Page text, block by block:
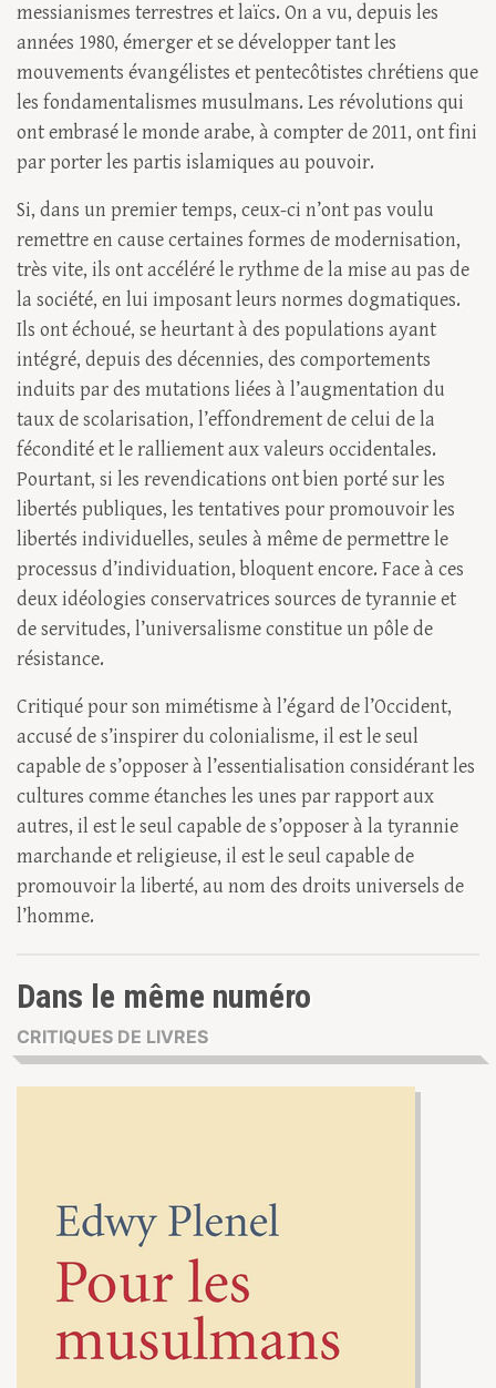
messianismes terrestres et laïcs. On a vu, depuis les
années 1980, émerger et se développer tant les
mouvements évangélistes et pentecôtistes chrétiens que
les fondamentalismes musulmans. Les révolutions qui
ont embrasé le monde arabe, à compter de 2011, ont fini
par porter les partis islamiques au pouvoir.
Si, dans un premier temps, ceux-ci n’ont pas voulu
remettre en cause certaines formes de modernisation,
très vite, ils ont accéléré le rythme de la mise au pas de
la société, en lui imposant leurs normes dogmatiques.
Ils ont échoué, se heurtant à des populations ayant
intégré, depuis des décennies, des comportements
induits par des mutations liées à l’augmentation du
taux de scolarisation, l’effondrement de celui de la
fécondité et le ralliement aux valeurs occidentales.
Pourtant, si les revendications ont bien porté sur les
libertés publiques, les tentatives pour promouvoir les
libertés individuelles, seules à même de permettre le
processus d’individuation, bloquent encore. Face à ces
deux idéologies conservatrices sources de tyrannie et
de servitudes, l’universalisme constitue un pôle de
résistance.
Critiqué pour son mimétisme à l’égard de l’Occident,
accusé de s’inspirer du colonialisme, il est le seul
capable de s’opposer à l’essentialisation considérant les
cultures comme étanches les unes par rapport aux
autres, il est le seul capable de s’opposer à la tyrannie
marchande et religieuse, il est le seul capable de
promouvoir la liberté, au nom des droits universels de
l’homme.
Dans le même numéro
CRITIQUES DE LIVRES